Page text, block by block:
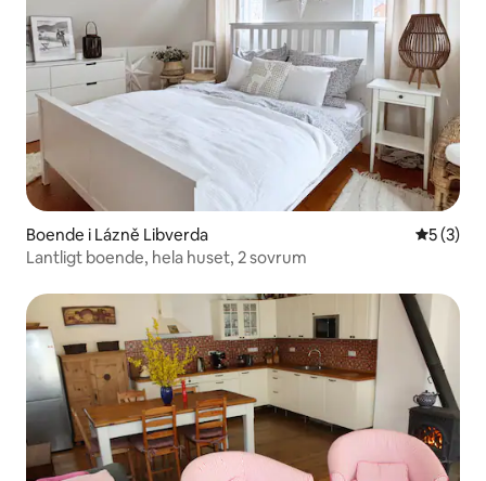
Boende i Lázně Libverda 5 av 5 i
5 (3)
Lantligt boende, hela huset, 2 sovrum